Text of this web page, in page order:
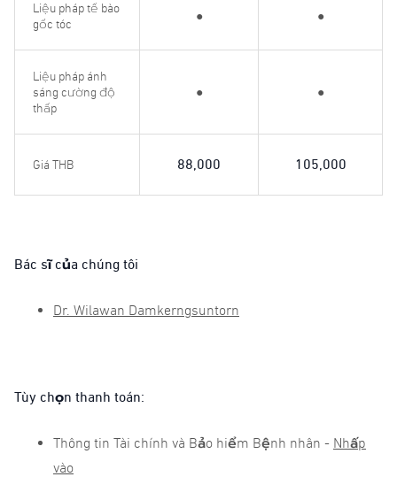
Liệu pháp tế bào
gốc tóc
● ●
Liệu pháp ánh
sáng cường độ
thấp
● ●
Giá THB 88,000 105,000
Bác sĩ của chúng tôi
Dr. Wilawan Damkerngsuntorn
Tùy chọn thanh toán:
Thông tin Tài chính và Bảo hiểm Bệnh nhân - Nhấp
vào